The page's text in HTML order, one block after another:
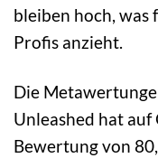
bleiben hoch,
Profis anzieht.
Die
Unleashed hat auf
Bewertung von